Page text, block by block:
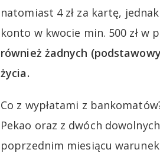
natomiast 4 zł za kartę,
konto w kwocie min. 500 zł w
również żadnych
życia.
Co z wypłatami z
Pekao oraz z dwóch
poprzednim miesiącu warunek